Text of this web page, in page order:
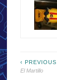
‹ PREVIOUS
El Martillo